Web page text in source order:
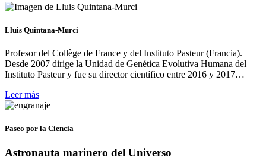
Lluis Quintana-Murci
Profesor del Collège de France y del Instituto Pasteur (Francia).
Desde 2007 dirige la Unidad de Genética Evolutiva Humana del
Instituto Pasteur y fue su director científico entre 2016 y 2017…
Leer más
Paseo por la Ciencia
Astronauta marinero del Universo